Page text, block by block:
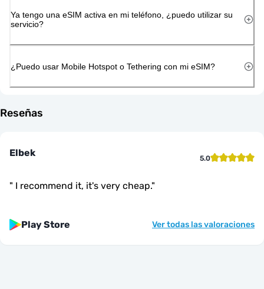
Ya tengo una eSIM activa en mi teléfono, ¿puedo utilizar su
servicio?
¿Puedo usar Mobile Hotspot o Tethering con mi eSIM?
Reseñas
Elbek 5.0
" I recommend it, it's very cheap."
Play Store Ver todas las valoraciones